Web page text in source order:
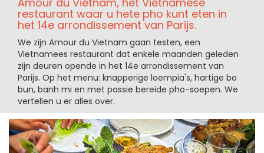
restaurant waar u hete pho kunt eten in
het 14e arrondissement van Parijs.
We zijn Amour du Vietnam gaan testen, een
Vietnamees restaurant dat enkele maanden geleden
zijn deuren opende in het 14e arrondissement van
Parijs. Op het menu: knapperige loempia's, hartige bo
bun, banh mi en met passie bereide pho-soepen. We
vertellen u er alles over.